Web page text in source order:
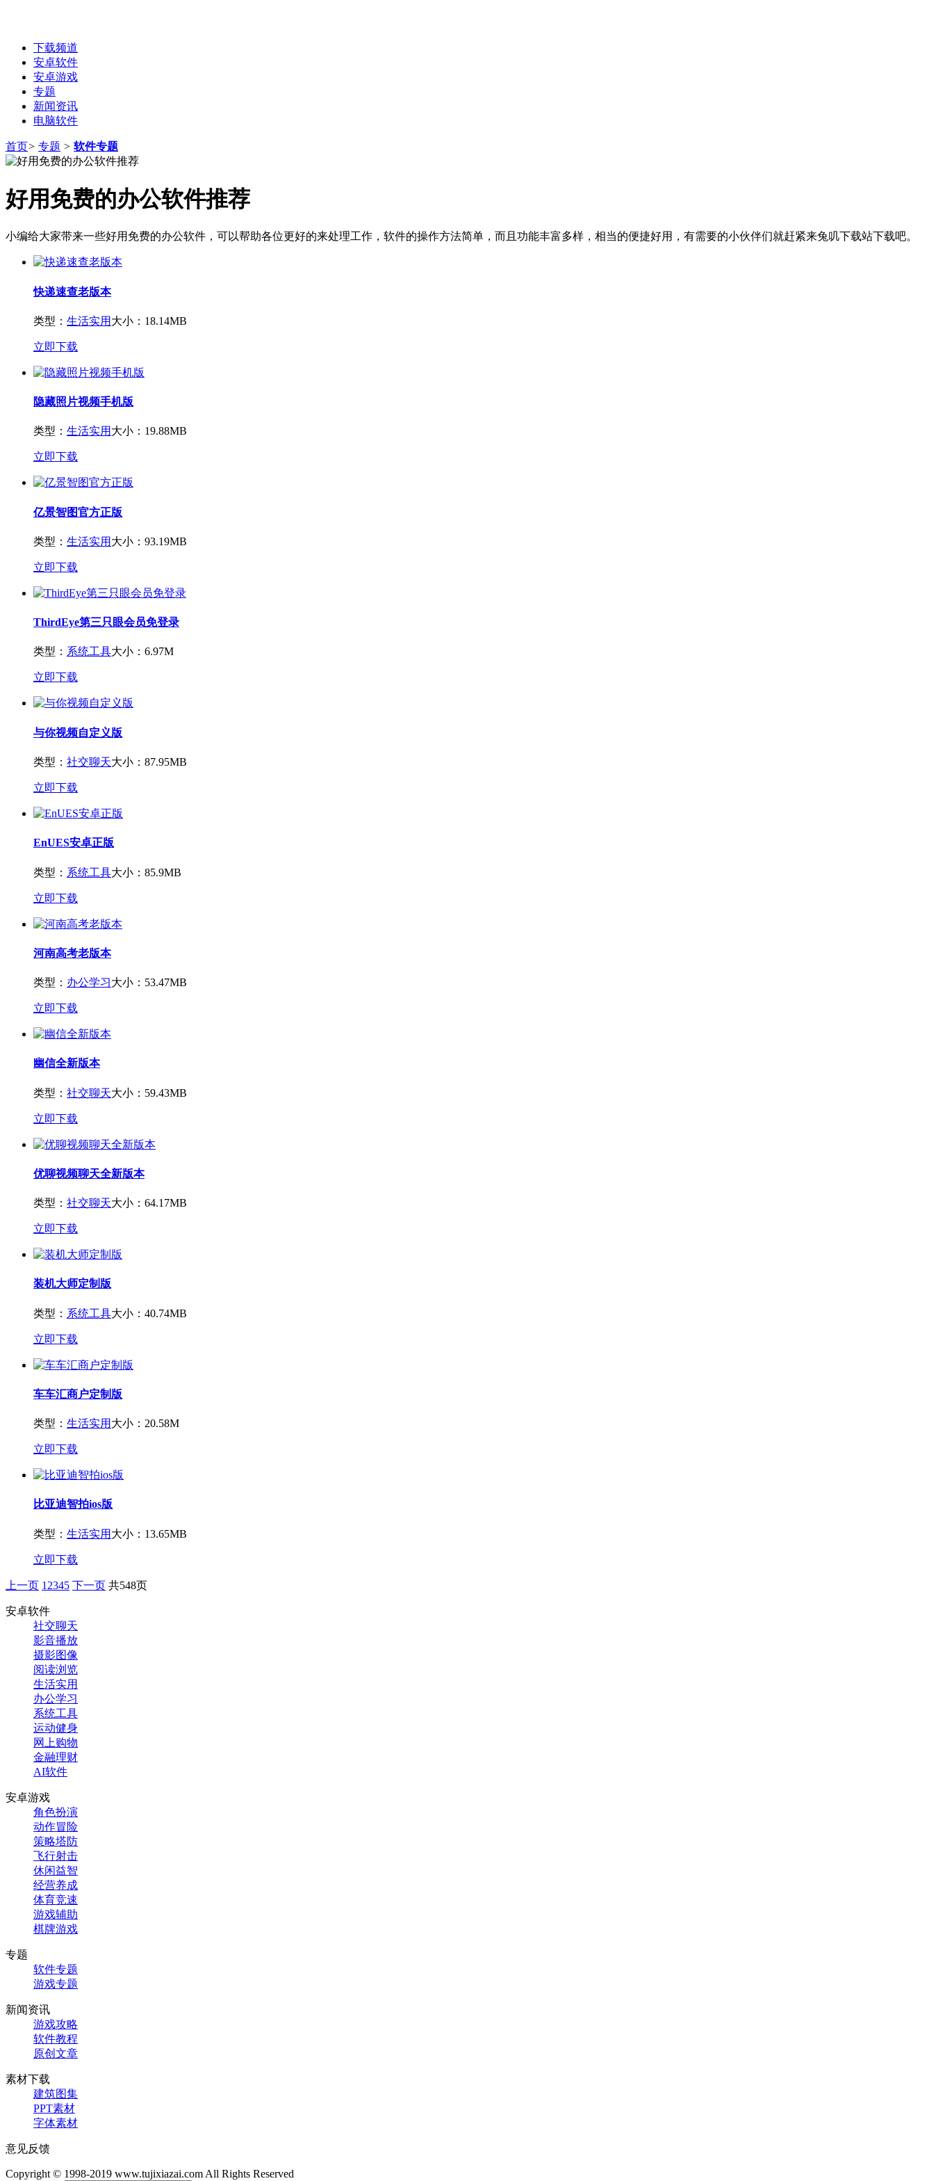
下载频道
安卓软件
安卓游戏
专题
新闻资讯
电脑软件
首页> 专题 > 软件专题
好用免费的办公软件推荐
小编给大家带来一些好用免费的办公软件，可以帮助各位更好的来处理工作，软件的操作方法简单，而且功能丰富多样，相当的便捷好用，有需要的小伙伴们就赶紧来兔叽下载站下载吧。
快递速查老版本
类型： 生活实用 大小：18.14MB
立即下载
隐藏照片视频手机版
类型： 生活实用 大小：19.88MB
立即下载
亿景智图官方正版
类型： 生活实用 大小：93.19MB
立即下载
ThirdEye第三只眼会员免登录
类型： 系统工具大小：6.97M
立即下载
与你视频自定义版
类型： 社交聊天大小：87.95MB
立即下载
EnUES安卓正版
类型： 系统工具大小：85.9MB
立即下载
河南高考老版本
类型： 办公学习大小：53.47MB
立即下载
幽信全新版本
类型： 社交聊天大小：59.43MB
立即下载
优聊视频聊天全新版本
类型： 社交聊天大小：64.17MB
立即下载
装机大师定制版
类型： 系统工具大小：40.74MB
立即下载
车车汇商户定制版
类型： 生活实用 大小：20.58M
立即下载
比亚迪智拍ios版
类型： 生活实用 大小：13.65MB
立即下载
上一页 1 2345 下一页 共548页
安卓软件
社交聊天
影音播放
摄影图像
阅读浏览
生活实用
办公学习
系统工具
运动健身
网上购物
金融理财
AI软件
安卓游戏
角色扮演
动作冒险
策略塔防
飞行射击
休闲益智
经营养成
体育竞速
游戏辅助
棋牌游戏
专题
软件专题
游戏专题
新闻资讯
游戏攻略
软件教程
原创文章
素材下载
建筑图集
PPT素材
字体素材
意见反馈
Copyright © 1998-2019 www.tujixiazai.com All Rights Reserved